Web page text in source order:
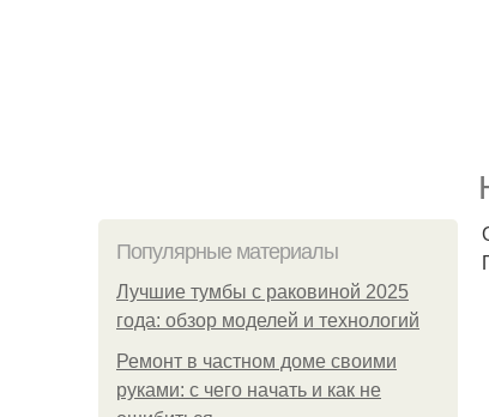
Популярные материалы
Лучшие тумбы с раковиной 2025
года: обзор моделей и технологий
Ремонт в частном доме своими
руками: с чего начать и как не